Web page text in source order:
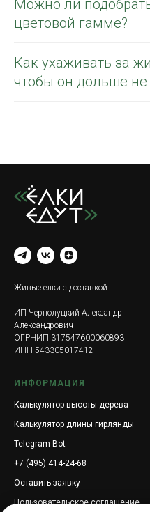
Можно ли
цветовой гамме?
Как ухаживать за
чтобы он дольше не
Живые елки с доставкой
ИП Чернолуцкий Александр
Александрович
ОГРНИП 317547600060893
ИНН 543305017412
ИНФОРМАЦИЯ
Калькулятор высоты дерева
Калькулятор длины гирлянды
Telegram Bot
+7 (495) 414-24-68
Оставить заявку
Пользовательское соглашение